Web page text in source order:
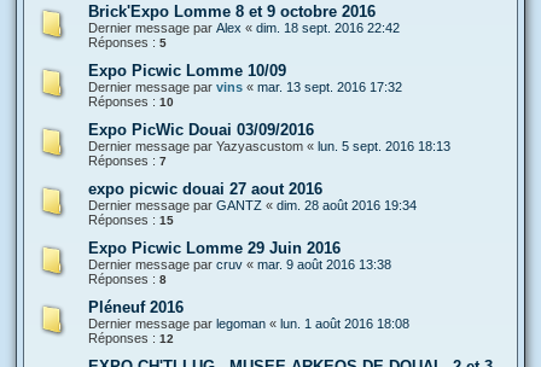
Brick'Expo Lomme 8 et 9 octobre 2016
Dernier message par Alex « dim. 18 sept. 2016 22:42
Réponses : 5
Expo Picwic Lomme 10/09
Dernier message par vins « mar. 13 sept. 2016 17:32
Réponses : 10
Expo PicWic Douai 03/09/2016
Dernier message par Yazyascustom « lun. 5 sept. 2016 18:13
Réponses : 7
expo picwic douai 27 aout 2016
Dernier message par GANTZ « dim. 28 août 2016 19:34
Réponses : 15
Expo Picwic Lomme 29 Juin 2016
Dernier message par cruv « mar. 9 août 2016 13:38
Réponses : 8
Pléneuf 2016
Dernier message par legoman « lun. 1 août 2016 18:08
Réponses : 12